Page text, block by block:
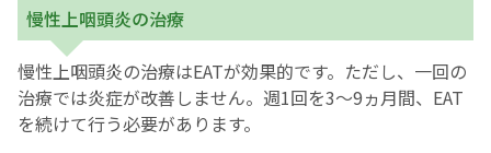
慢性上咽頭炎の治療
慢性上咽頭炎の治療はEATが効果的です。ただし、一回の
治療では炎症が改善しません。週1回を3～9ヵ月間、EAT
を続けて行う必要があります。